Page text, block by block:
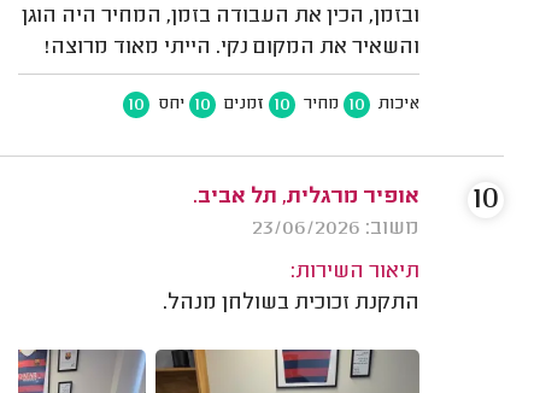
ובזמן, הכין את העבודה בזמן, המחיר היה הוגן
והשאיר את המקום נקי. הייתי מאוד מרוצה!
איכות 10 מחיר 10 זמנים 10 יחס 10
אופיר מרגלית, תל אביב.
משוב: 23/06/2026
תיאור השירות:
התקנת זכוכית בשולחן מנהל.
10